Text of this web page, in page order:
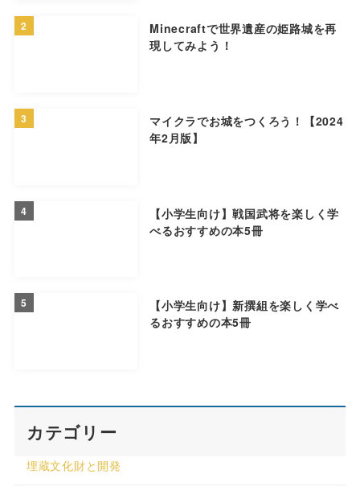
2
Minecraftで世界遺産の姫路城を再
現してみよう！
3
マイクラでお城をつくろう！【2024
年2月版】
4
【小学生向け】戦国武将を楽しく学
べるおすすめの本5冊
5
【小学生向け】新撰組を楽しく学べ
るおすすめの本5冊
カテゴリー
埋蔵文化財と開発